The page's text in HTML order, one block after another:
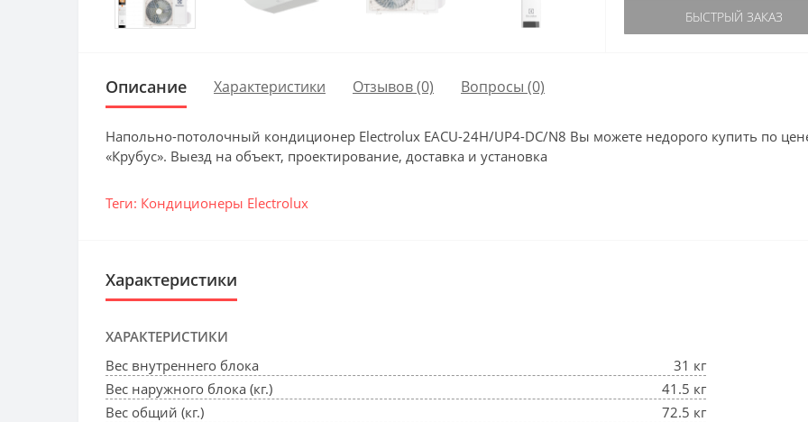
БЫСТРЫЙ ЗАКАЗ
Описание Характеристики Отзывов (0) Вопросы (0)
Напольно-потолочный кондиционер Electrolux EACU-24H/UP4-DC/N8 Вы можете недорого купить по
«Крубус». Выезд на объект, проектирование, доставка и установка
Теги: Кондиционеры Electrolux
Характеристики
ХАРАКТЕРИСТИКИ
Вес внутреннего блока
31 кг
Вес наружного блока (кг.)
41.5 кг
Вес общий (кг.)
72.5 кг